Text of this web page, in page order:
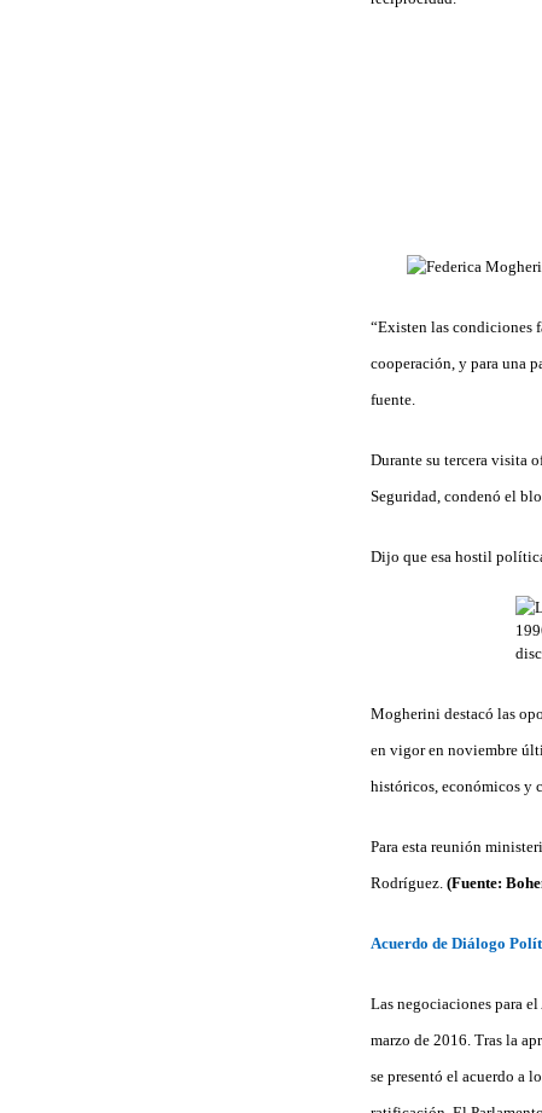
“Existen las condiciones
cooperación, y para una
fuente.
Durante su tercera visita
Seguridad, condenó el
Dijo que esa hostil
Mogherini destacó las
en vigor en noviembre
históricos, económicos y
Para esta reunión
Rodríguez. (Fuente:
Acuerdo de Diálogo
Las negociaciones para
marzo de 2016. Tras la
se presentó el acuerdo a